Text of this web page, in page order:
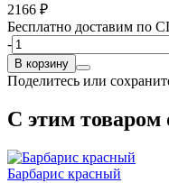
2166 ₽
Бесплатно доставим по
-
В корзину
Поделитесь или
С этим
Барбарис красный